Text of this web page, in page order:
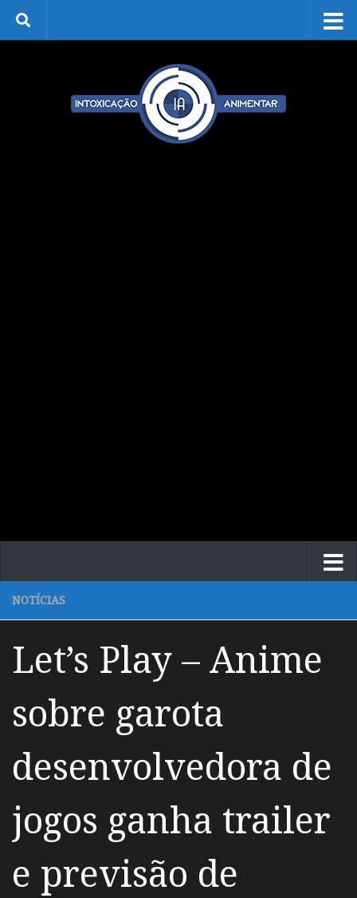
Skip to content
NOTÍCIAS
Let’s Play – Anime
sobre garota
desenvolvedora de
jogos ganha trailer
e previsão de